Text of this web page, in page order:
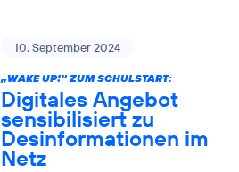
10. September 2024
„WAKE UP!“ ZUM SCHULSTART:
Digitales Angebot
sensibilisiert zu
Desinformationen im
Netz